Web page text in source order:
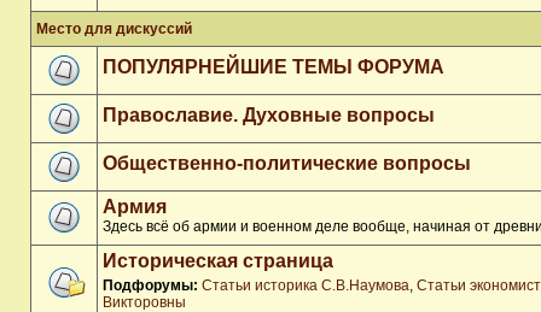
Место для дискуссий
ПОПУЛЯРНЕЙШИЕ ТЕМЫ ФОРУМА
Православие. Духовные вопросы
Общественно-политические вопросы
Армия
Здесь всё об армии и военном деле вообще, начиная от
Историческая страница
Подфорумы: Статьи историка С.В.Наумова, Статьи
Викторовны